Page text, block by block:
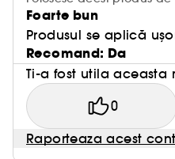
Foarte bun
Produsul se aplică
Recomand: Da
Ti-a fost utila aceasta
0
Raporteaza acest